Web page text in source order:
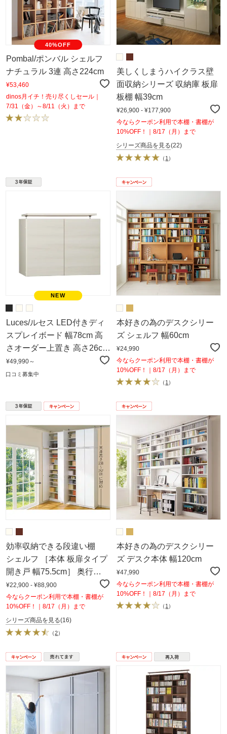
40%OFF
Pombal/ポンバル シェルフ
ナチュラル 3連 高さ224cm
¥53,460
dinos月イチ！売り尽くしセール｜
7/31（金）～8/11（火）まで
美しくしまうハイクラス壁
面収納シリーズ 収納庫 板扉
板棚 幅39cm
¥26,900 - ¥177,900
今ならクーポン利用で本棚・書棚が
10%OFF！｜8/17（月）まで
シリーズ商品を見る(22)
（ 1 ）
Luces/ルセス LED付きディ
スプレイボード 幅78cm 高
さオーダー上置き 高さ26cm
～90cm（1cm単位オー
ダー）
¥49,990～
口コミ募集中
本好きの為のデスクシリー
ズ シェルフ 幅60cm
¥24,990
今ならクーポン利用で本棚・書棚が
10%OFF！｜8/17（月）まで
（ 1 ）
効率収納できる段違い棚
シェルフ ［本体 板扉タイプ
開き戸 幅75.5cm］ 奥行
32.5cm 高さ180cm
¥22,900 - ¥88,900
今ならクーポン利用で本棚・書棚が
10%OFF！｜8/17（月）まで
シリーズ商品を見る(16)
（2）
本好きの為のデスクシリー
ズ デスク本体 幅120cm
¥47,990
今ならクーポン利用で本棚・書棚が
10%OFF！｜8/17（月）まで
（ 1 ）